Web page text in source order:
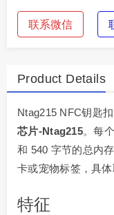
联系微信
Product Details
Ntag215 NFC钥匙
芯片-Ntag215。每
和 540 字节的总内
卡或宠物标签，具体
特征